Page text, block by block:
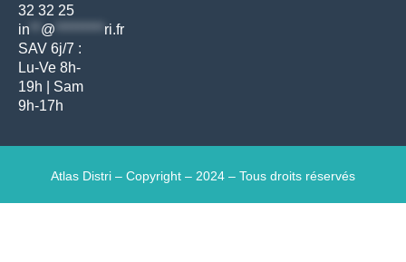
32 32 25
in
@ ********* ri.fr
SAV 6j/7 :
Lu-Ve 8h-
19h | Sam
9h-17h
Atlas Distri – Copyright – 2024 – Tous droits réservés